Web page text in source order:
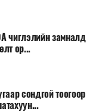
урамшуулал.
2026 оны
мөрдөнө. Харин
хүүхдийн
томуу, томуу төст
зэрэг зайлшгүй
чиглэлийн замналд
ор...
сондгой тоогоор